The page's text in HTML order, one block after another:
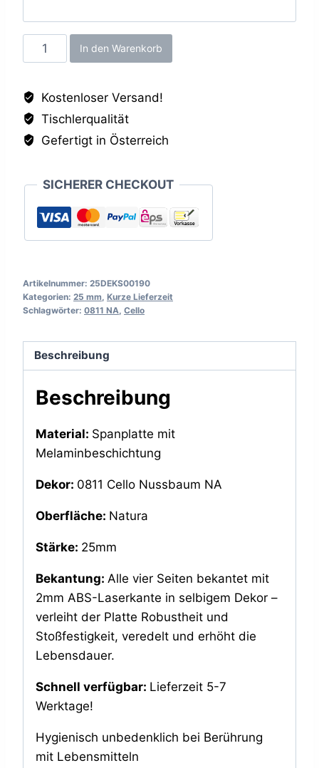
Cello
Nussbaum
25mm
Menge
In den Warenkorb
Kostenloser Versand!
Tischlerqualität
Gefertigt in Österreich
SICHERER CHECKOUT
Artikelnummer: 25DEKS00190
Kategorien: 25 mm, Kurze Lieferzeit
Schlagwörter: 0811 NA, Cello
Beschreibung
Beschreibung
Material: Spanplatte mit
Melaminbeschichtung
Dekor: 0811 Cello Nussbaum NA
Oberfläche: Natura
Stärke: 25mm
Bekantung: Alle vier Seiten bekantet mit
2mm ABS-Laserkante in selbigem Dekor –
verleiht der Platte Robustheit und
Stoßfestigkeit, veredelt und erhöht die
Lebensdauer.
Schnell verfügbar: Lieferzeit 5-7
Werktage!
Hygienisch unbedenklich bei Berührung
mit Lebensmitteln